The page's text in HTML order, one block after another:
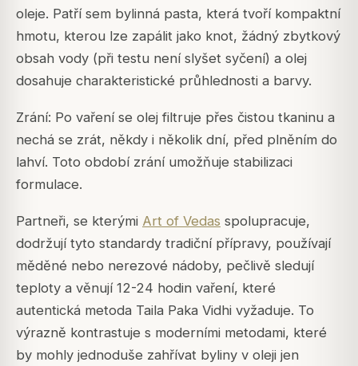
oleje. Patří sem bylinná pasta, která tvoří kompaktní
hmotu, kterou lze zapálit jako knot, žádný zbytkový
obsah vody (při testu není slyšet syčení) a olej
dosahuje charakteristické průhlednosti a barvy.
Zrání: Po vaření se olej filtruje přes čistou tkaninu a
nechá se zrát, někdy i několik dní, před plněním do
lahví. Toto období zrání umožňuje stabilizaci
formulace.
Partneři, se kterými Art of Vedas spolupracuje,
dodržují tyto standardy tradiční přípravy, používají
měděné nebo nerezové nádoby, pečlivě sledují
teploty a věnují 12-24 hodin vaření, které
autentická metoda Taila Paka Vidhi vyžaduje. To
výrazně kontrastuje s moderními metodami, které
by mohly jednoduše zahřívat byliny v oleji jen